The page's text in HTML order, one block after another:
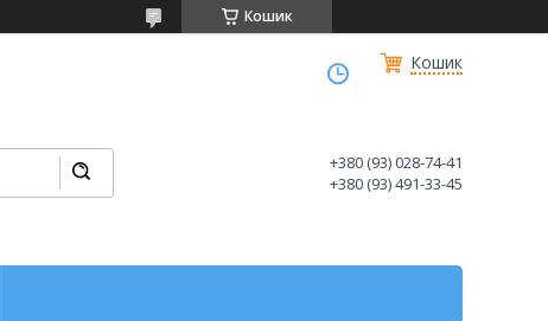
Кошик
Кошик
+380 (93) 028-74-41
+380 (93) 491-33-45